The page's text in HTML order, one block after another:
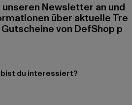
Newsletter an und
über aktuelle Tre
von DefShop p
du interessiert?